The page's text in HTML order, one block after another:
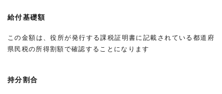
給付申
請書の
給付基礎額
この金額は、役所が発行する課税証明書に記載されている都道府
県民税の所得割額で確認することになります
持分割合